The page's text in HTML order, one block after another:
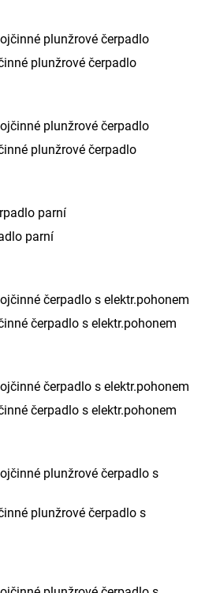
plunžrové čerpadlo
plunžrové čerpadlo
parní
čerpadlo s elektr.pohonem
čerpadlo s elektr.pohonem
plunžrové čerpadlo s